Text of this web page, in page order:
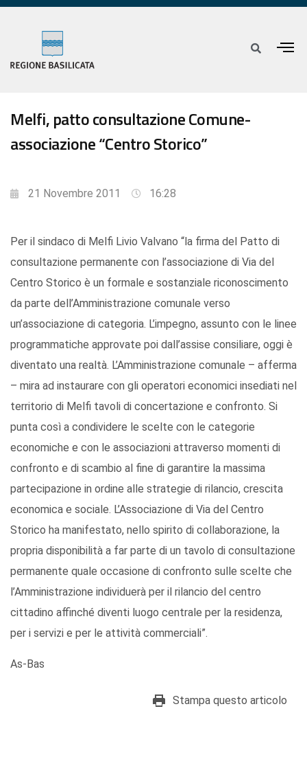
Melfi, patto consultazione Comune-
associazione “Centro Storico”
21 Novembre 2011 16:28
Per il sindaco di Melfi Livio Valvano “la firma del Patto di
consultazione permanente con l’associazione di Via del
Centro Storico è un formale e sostanziale riconoscimento
da parte dell’Amministrazione comunale verso
un’associazione di categoria. L’impegno, assunto con le linee
programmatiche approvate poi dall’assise consiliare, oggi è
diventato una realtà. L’Amministrazione comunale – afferma
– mira ad instaurare con gli operatori economici insediati nel
territorio di Melfi tavoli di concertazione e confronto. Si
punta così a condividere le scelte con le categorie
economiche e con le associazioni attraverso momenti di
confronto e di scambio al fine di garantire la massima
partecipazione in ordine alle strategie di rilancio, crescita
economica e sociale. L’Associazione di Via del Centro
Storico ha manifestato, nello spirito di collaborazione, la
propria disponibilità a far parte di un tavolo di consultazione
permanente quale occasione di confronto sulle scelte che
l’Amministrazione individuerà per il rilancio del centro
cittadino affinché diventi luogo centrale per la residenza,
per i servizi e per le attività commerciali”.
As-Bas
Stampa questo articolo